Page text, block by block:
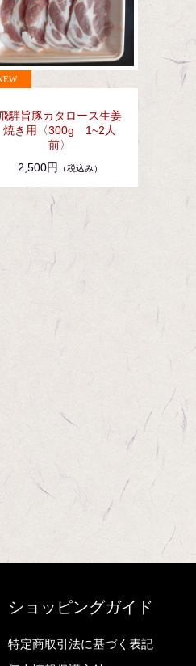
騨旨豚カタロース生姜
焼き用〈300g 1~2人
前〉
2,500円
（税込み）
ショッピングガイド
特定商取引法に基づく表記